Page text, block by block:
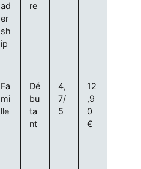
ad
er
sh
ip
re
Fa
mi
lle
Dé
bu
ta
nt
4,
7/
5
12
,9
0
€